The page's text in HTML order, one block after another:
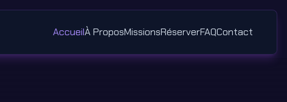
AccueilÀ ProposMissionsRéserverFAQContact